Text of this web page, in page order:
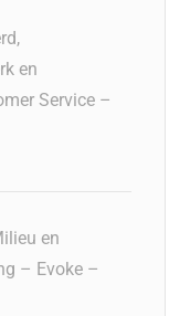
en
Service –
en
– Evoke –